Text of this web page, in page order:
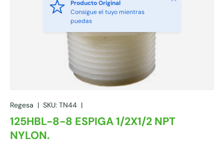
Producto Original
Consigue el tuyo mientras
puedas
Regesa | SKU: TN44 |
125HBL-8-8 ESPIGA 1/2X1/2 NPT
NYLON.